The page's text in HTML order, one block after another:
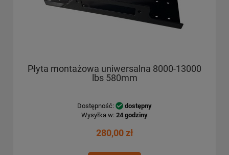
Płyta montażowa uniwersalna 8000-13000
lbs 580mm
Dostępność:
dostępny
Wysyłka w: 24 godziny
280,00 zł